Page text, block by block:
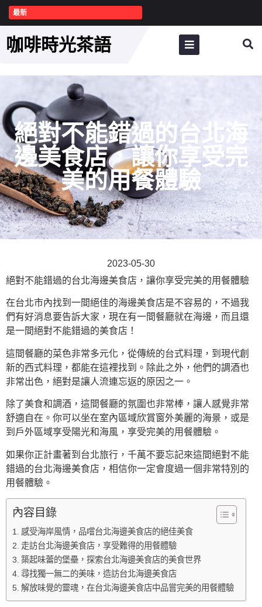
最新
咖啡時光茶語
絕對不能錯過的台北海
邊美食店，讓你享受完
美的用餐體驗
2023-05-30
絕對不能錯過的台北海邊美食店，讓你享受完美的用餐體驗
在台北市內找到一間絕佳的海邊美食店是不容易的，不過我
們有好消息要告訴大家，現在有一間餐廳就在海邊，而且還
是一間絕對不能錯過的美食店！
這間餐廳的菜色非常多元化，從傳統的台式料理，到現代創
新的西式料理，都能在這裡找到。除此之外，他們的調酒也
非常出色，絕對是讓人流連忘返的原因之一。
除了美食和調酒，這間餐廳的氛圍也非常棒，讓人感覺非常
舒適自在。你可以坐在室內區域欣賞窗外美麗的海景，或是
到戶外區域享受陽光和海風，享受完美的用餐體驗。
如果你正計畫著到台北旅行，千萬不要忘記來這間絕對不能
錯過的台北海邊美食店，相信你一定會度過一個非常特別的
用餐體驗。
內容目錄
感受海岸風情，品嚐台北海邊美食店的絕佳美食
走訪台北海邊美食店，享受難得的用餐體驗
築起味蕾的堡壘，探索台北海邊美食店的美食世界
尋找獨一無二的美味，造訪台北海邊美食店
解放味覺的靈魂，在台北海邊美食店中品嘗完美的用餐體驗